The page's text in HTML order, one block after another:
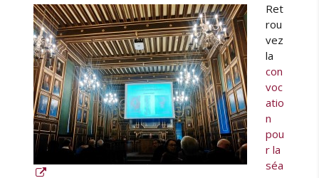
Ret
rou
vez
la
con
voc
atio
n
pou
r la
séa